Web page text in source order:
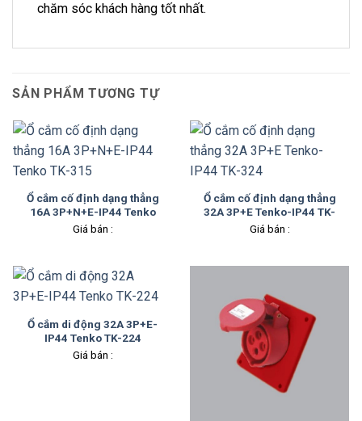
chăm sóc khách hàng tốt nhất.
SẢN PHẨM TƯƠNG TỰ
Ổ cắm cố định dạng thẳng
16A 3P+N+E-IP44 Tenko
TK-315
Giá bán :
Ổ cắm cố định dạng thẳng
32A 3P+E Tenko-IP44 TK-
324
Giá bán :
Ổ cắm di động 32A 3P+E-
IP44 Tenko TK-224
Giá bán :